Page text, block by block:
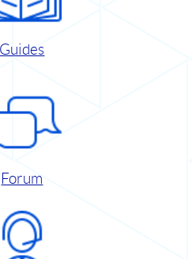
Guides
Forum